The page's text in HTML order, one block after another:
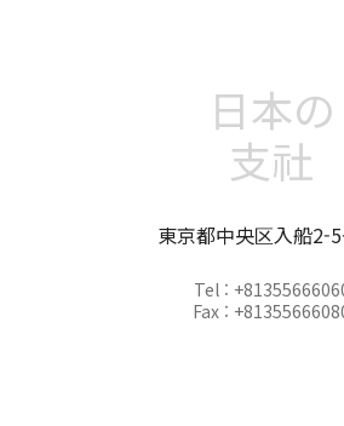
日本の
支社
東京都中央区入船2-
Tel :
Fax :